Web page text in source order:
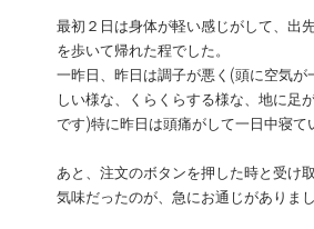
最初２日は身体が軽い感じがして、出
を歩いて帰れた程でした。
一昨日、昨日は調子が悪く(頭に空気が
しい様な、くらくらする様な、地に足
です)特に昨日は頭痛がして一日中寝て
あと、注文のボタンを押した時と受け
気味だったのが、急にお通じがありまし